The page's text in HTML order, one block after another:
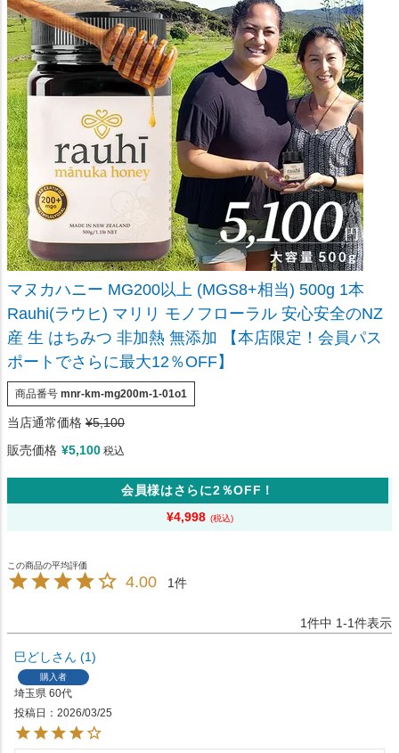
マヌカハニー MG200以上 (MGS8+相当) 500g 1本
Rauhi(ラウヒ) マリリ モノフローラル 安心安全のNZ
産 生 はちみつ 非加熱 無添加 【本店限定！会員パス
ポートでさらに最大12％OFF】
商品番号 mnr-km-mg200m-1-01o1
当店通常価格 ¥5,100
販売価格 ¥5,100 税込
会員様はさらに2％OFF！
¥4,998
4.00 1
1件中 1-1件表示
巳どし 1
購入者
埼玉県 60代
投稿日
2026/03/25